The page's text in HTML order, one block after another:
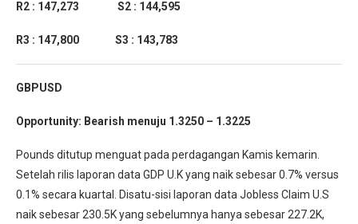
R2 : 147,273 S2 : 144,595
R3 : 147,800 S3 : 143,783
GBPUSD
Opportunity: Bearish menuju 1.3250 – 1.3225
Pounds ditutup menguat pada perdagangan Kamis kemarin.
Setelah rilis laporan data GDP U.K yang naik sebesar 0.7% versus
0.1% secara kuartal. Disatu-sisi laporan data Jobless Claim U.S
naik sebesar 230.5K yang sebelumnya hanya sebesar 227.2K,